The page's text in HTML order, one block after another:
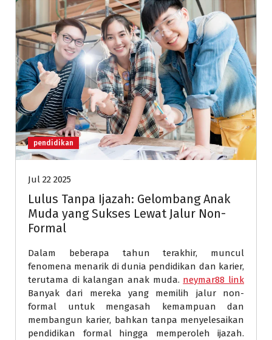
pendidikan
Jul 22 2025
Lulus Tanpa Ijazah: Gelombang Anak
Muda yang Sukses Lewat Jalur Non-
Formal
Dalam beberapa tahun terakhir, muncul
fenomena menarik di dunia pendidikan dan karier,
terutama di kalangan anak muda. neymar88 link
Banyak dari mereka yang memilih jalur non-
formal untuk mengasah kemampuan dan
membangun karier, bahkan tanpa menyelesaikan
pendidikan formal hingga memperoleh ijazah.